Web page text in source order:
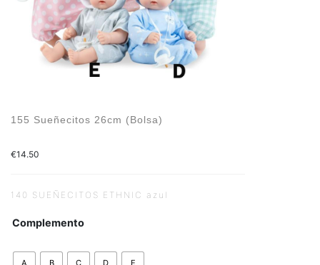
155 Sueñecitos 26cm (Bolsa)
€14.50
140 SUEÑECITOS ETHNIC azul
Complemento
A B C D E